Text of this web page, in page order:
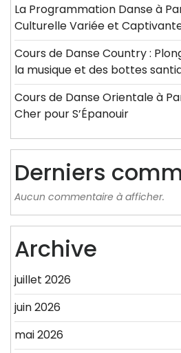
La Programmation Danse à
Culturelle Variée et
Cours de Danse Country :
la musique et des bottes
Cours de Danse Orientale à
Cher pour S’Épanouir
Derniers
Aucun commentaire à afficher.
Archive
juillet 2026
juin 2026
mai 2026